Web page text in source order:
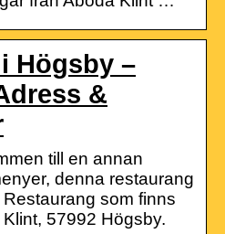
Högsby –
&
till en annan
denna restaurang
som finns
57992 Högsby.